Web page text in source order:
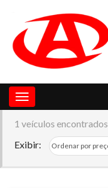
Toggle navigation
1 veículos encontrados.
Exibir: